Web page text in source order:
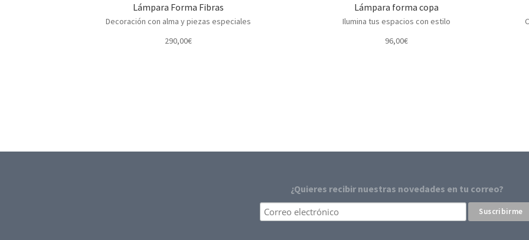
Lámpara Forma Fibras
Decoración con alma y piezas especiales
290,00€
Lámpara forma copa
Ilumina tus espacios con estilo
96,00€
¿Quieres recibir nuestras novedades en tu correo?